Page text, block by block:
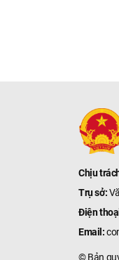
Chịu
Trụ sở:
Điện
Email:
© Bản